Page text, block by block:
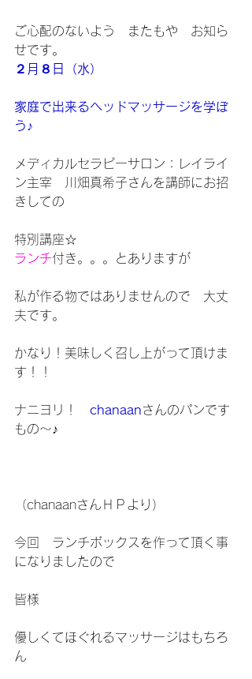
ご心配のないよう　またもや　お知ら
せです。
２月８日（水）
家庭で出来るヘッドマッサージを学ぼ
う♪
メディカルセラピーサロン：レイライ
ン主宰　川畑真希子さんを講師にお招
きしての
特別講座☆
ランチ付き。。。とありますが
私が作る物ではありませんので　大丈
夫です。
かなり！美味しく召し上がって頂けま
す！！
ナニヨリ！ chanaanさんのパンです
もの～♪
（chanaanさんＨＰより）
今回　ランチボックスを作って頂く事
になりましたので
皆様
優しくてほぐれるマッサージはもちろ
ん